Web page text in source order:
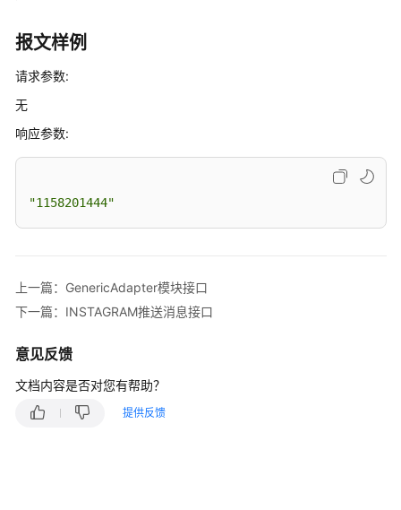
能
功
听
（离
报文样例
请求参数:
无
响应参数:
"1158201444"
上一篇：GenericAdapter模块接口
下一篇：INSTAGRAM推送消息接口
意见反馈
文档内容是否对您有帮助？
提供反馈